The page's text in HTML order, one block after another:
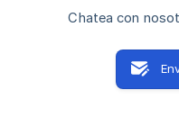
Chatea con